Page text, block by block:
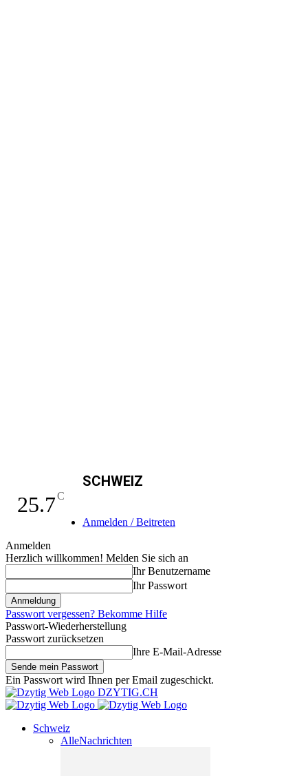
25.7C
SCHWEIZ
Anmelden / Beitreten
Anmelden
Herzlich willkommen! Melden Sie sich an
Ihr Benutzername
Ihr Passwort
Passwort vergessen? Bekomme Hilfe
Passwort-Wiederherstellung
Passwort zurücksetzen
Ihre E-Mail-Adresse
Ein Passwort wird Ihnen per Email zugeschickt.
DZYTIG.CH
Schweiz
AlleNachrichten